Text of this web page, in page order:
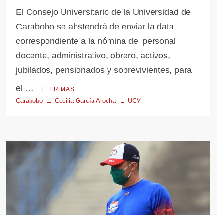
El Consejo Universitario de la Universidad de
Carabobo se abstendrá de enviar la data
correspondiente a la nómina del personal
docente, administrativo, obrero, activos,
jubilados, pensionados y sobrevivientes, para
el …
LEER MÁS
Carabobo Cecilia García Arocha UCV